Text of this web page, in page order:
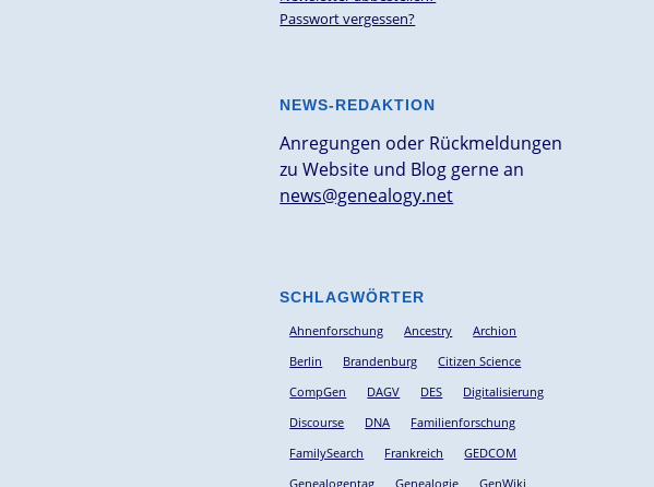
Passwort vergessen?
NEWS-REDAKTION
Anregungen oder Rückmeldungen
zu Website und Blog gerne an
news@genealogy.net
SCHLAGWÖRTER
Ahnenforschung Ancestry
Archion
Berlin
Brandenburg
Citizen Science
CompGen
DAGV DES
Digitalisierung
Discourse
DNA
Familienforschung
FamilySearch
Frankreich
GEDCOM
Genealogentag
Genealogie
GenWiki